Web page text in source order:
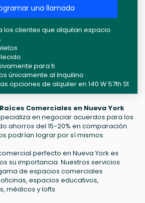
una llamada
los clientes que alquilan espacio
para ti
únicamente al Inquilino
opciones de alquiler en 140 W 57th St
Comerciales en Nueva York
en negociar acuerdos para los
ahorros del 15-20% en comparación
podrían lograr por sí mismos.
perfecto en Nueva York es
su importancia. Nuestros servicios
de espacios comerciales
espacios educativos,
médicos y lofts.